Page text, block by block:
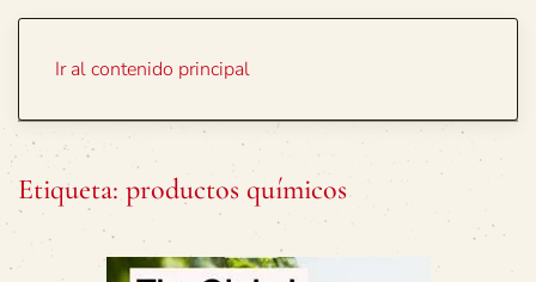
Ir al contenido principal
Etiqueta: productos químicos